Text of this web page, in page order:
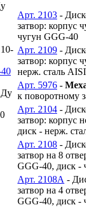
Ду
Арт. 2103 -
затвор: корпус
чугун GGG-40
Арт. 2109 -
затвор: корпус
нерж. сталь
Арт. 5976 -
к поворотному
Арт. 2104 -
затвор: корпус
диск - нерж.
Арт. 2108 -
затвор на 8
GGG-40, диск -
Арт. 2108А -
затвор на 4
GGG-40, диск -